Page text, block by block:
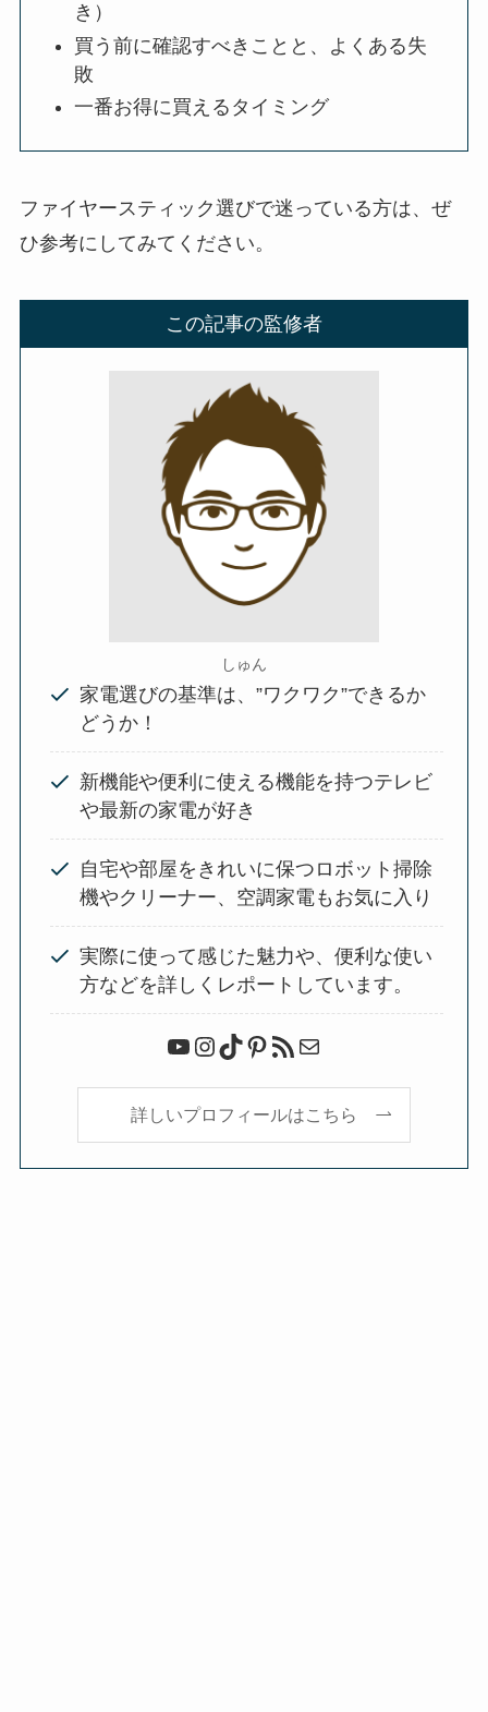
き）
買う前に確認すべきことと、よくある失
敗
一番お得に買えるタイミング
ファイヤースティック選びで迷っている方は、ぜ
ひ参考にしてみてください。
この記事の監修者
しゅん
家電選びの基準は、”ワクワク”できるか
どうか！
新機能や便利に使える機能を持つテレビ
や最新の家電が好き
自宅や部屋をきれいに保つロボット掃除
機やクリーナー、空調家電もお気に入り
実際に使って感じた魅力や、便利な使い
方などを詳しくレポートしています。
YouTube Instagram TikTok Pinterest RSS フィードメール
詳しいプロフィールはこちら